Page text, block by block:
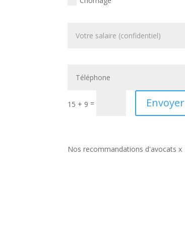
15 + 9 = Envoyer
Nos recommandations d'avocats x